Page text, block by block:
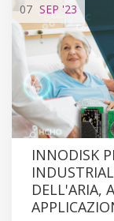
07 SEP '23
INNODISK
DELL'ARIA,